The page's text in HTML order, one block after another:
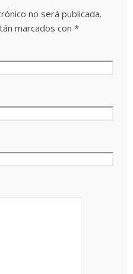
no será publicada.
marcados con *